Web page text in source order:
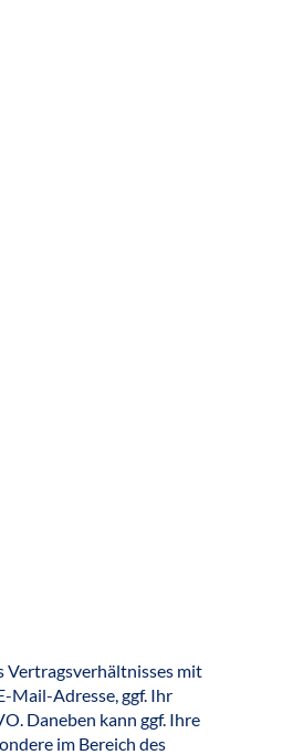
Vertragsverhältnisses mit
Mail-Adresse, ggf. Ihr
Daneben kann ggf. Ihre
im Bereich des